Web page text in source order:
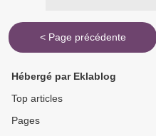
< Page précédente
Hébergé par Eklablog
Top articles
Pages